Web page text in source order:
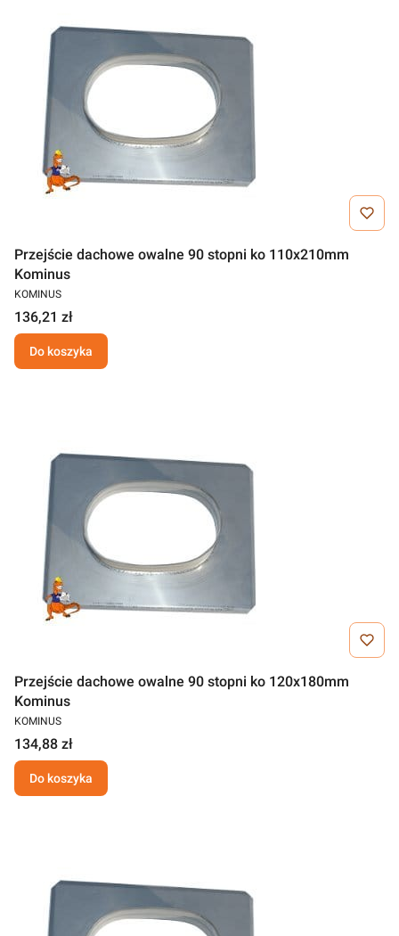
Przejście dachowe owalne 90 stopni ko 110x210mm
Kominus
KOMINUS
136,21 zł
Do koszyka
Przejście dachowe owalne 90 stopni ko 120x180mm
Kominus
KOMINUS
134,88 zł
Do koszyka